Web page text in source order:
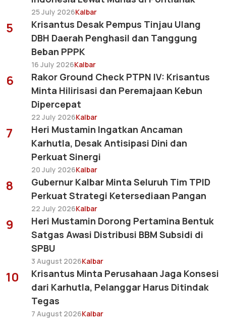
25 July 2026Kalbar
5
Krisantus Desak Pempus Tinjau Ulang
DBH Daerah Penghasil dan Tanggung
Beban PPPK
16 July 2026Kalbar
6
Rakor Ground Check PTPN IV: Krisantus
Minta Hilirisasi dan Peremajaan Kebun
Dipercepat
22 July 2026Kalbar
7
Heri Mustamin Ingatkan Ancaman
Karhutla, Desak Antisipasi Dini dan
Perkuat Sinergi
20 July 2026Kalbar
8
Gubernur Kalbar Minta Seluruh Tim TPID
Perkuat Strategi Ketersediaan Pangan
22 July 2026Kalbar
9
Heri Mustamin Dorong Pertamina Bentuk
Satgas Awasi Distribusi BBM Subsidi di
SPBU
3 August 2026Kalbar
10
Krisantus Minta Perusahaan Jaga Konsesi
dari Karhutla, Pelanggar Harus Ditindak
Tegas
7 August 2026Kalbar